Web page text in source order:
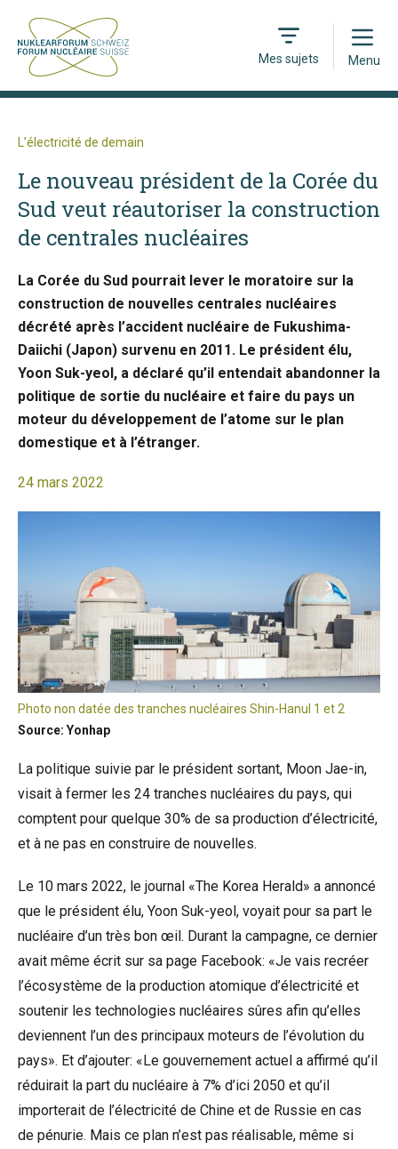
Mes sujets
Open
Menu
L’électricité de demain
Le nouveau président de la Corée du
Sud veut réautoriser la construction
de centrales nucléaires
La Corée du Sud pourrait lever le moratoire sur la
construction de nouvelles centrales nucléaires
décrété après l’accident nucléaire de Fukushima-
Daiichi (Japon) survenu en 2011. Le président élu,
Yoon Suk-yeol, a déclaré qu’il entendait abandonner la
politique de sortie du nucléaire et faire du pays un
moteur du développement de l’atome sur le plan
domestique et à l’étranger.
24 mars 2022
Photo non datée des tranches nucléaires Shin-Hanul 1 et 2
Source: Yonhap
La politique suivie par le président sortant, Moon Jae-in,
visait à fermer les 24 tranches nucléaires du pays, qui
comptent pour quelque 30% de sa production d’électricité,
et à ne pas en construire de nouvelles.
Le 10 mars 2022, le journal «The Korea Herald» a annoncé
que le président élu, Yoon Suk-yeol, voyait pour sa part le
nucléaire d’un très bon œil. Durant la campagne, ce dernier
avait même écrit sur sa page Facebook: «Je vais recréer
l’écosystème de la production atomique d’électricité et
soutenir les technologies nucléaires sûres afin qu’elles
deviennent l’un des principaux moteurs de l’évolution du
pays». Et d’ajouter: «Le gouvernement actuel a affirmé qu’il
réduirait la part du nucléaire à 7% d’ici 2050 et qu’il
importerait de l’électricité de Chine et de Russie en cas
de pénurie. Mais ce plan n’est pas réalisable, même si